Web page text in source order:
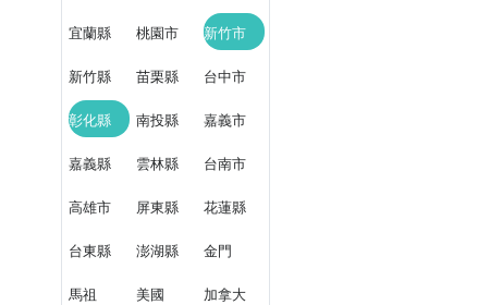
宜蘭縣 桃園市 新竹市
新竹縣 苗栗縣 台中市
彰化縣 南投縣 嘉義市
嘉義縣 雲林縣 台南市
高雄市 屏東縣 花蓮縣
台東縣 澎湖縣 金門
馬祖 美國 加拿大